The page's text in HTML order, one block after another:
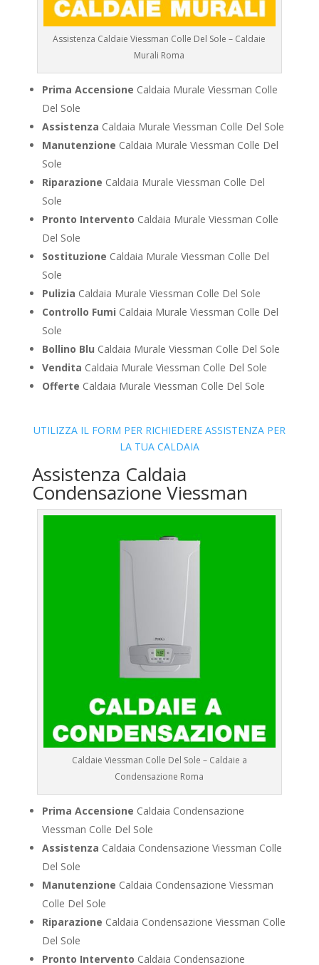
Assistenza Caldaie Viessman Colle Del Sole – Caldaie
Murali Roma
Prima Accensione Caldaia Murale Viessman Colle
Del Sole
Assistenza Caldaia Murale Viessman Colle Del Sole
Manutenzione Caldaia Murale Viessman Colle Del
Sole
Riparazione Caldaia Murale Viessman Colle Del
Sole
Pronto Intervento Caldaia Murale Viessman Colle
Del Sole
Sostituzione Caldaia Murale Viessman Colle Del
Sole
Pulizia Caldaia Murale Viessman Colle Del Sole
Controllo Fumi Caldaia Murale Viessman Colle Del
Sole
Bollino Blu Caldaia Murale Viessman Colle Del Sole
Vendita Caldaia Murale Viessman Colle Del Sole
Offerte Caldaia Murale Viessman Colle Del Sole
UTILIZZA IL FORM PER RICHIEDERE ASSISTENZA PER
LA TUA CALDAIA
Assistenza Caldaia
Condensazione Viessman
Caldaie Viessman Colle Del Sole – Caldaie a
Condensazione Roma
Prima Accensione Caldaia Condensazione
Viessman Colle Del Sole
Assistenza Caldaia Condensazione Viessman Colle
Del Sole
Manutenzione Caldaia Condensazione Viessman
Colle Del Sole
Riparazione Caldaia Condensazione Viessman Colle
Del Sole
Pronto Intervento Caldaia Condensazione